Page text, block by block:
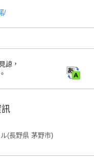
/
諒，
(長野県 茅野市)